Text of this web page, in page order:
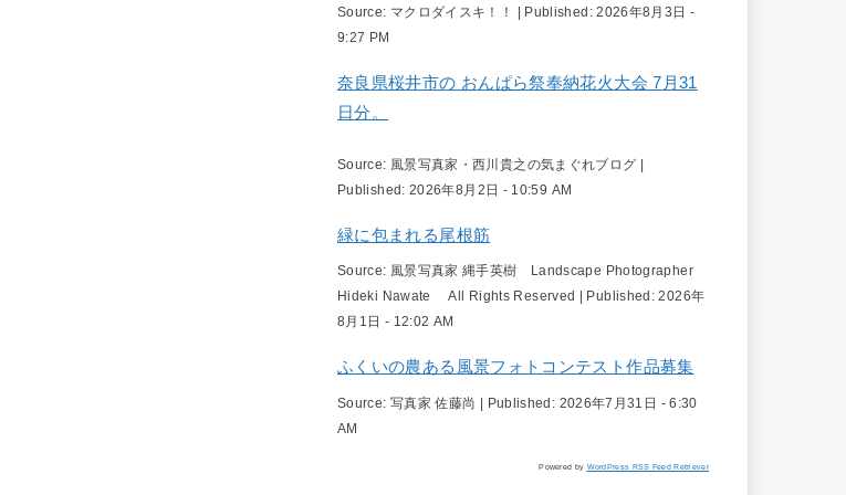
Source: マクロダイスキ！！ | Published:2026年8月3日 -
9:27 PM
奈良県桜井市の おんぱら祭奉納花火大会 7月31
日分。
Source: 風景写真家・西川貴之の気まぐれブログ |
Published: 2026年8月2日 - 10:59 AM
緑に包まれる尾根筋
Source: 風景写真家 縄手英樹 Landscape Photographer
Hideki Nawate All Rights Reserved
Published:2026年
8月1日 - 12:02 AM
ふくいの農ある風景フォトコンテスト作品募集
Source: 写真家 佐藤尚 | Published: 2026年7月31日 - 6:30
AM
Powered by WordPress RSS Feed Retriever